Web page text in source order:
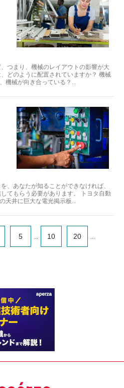
つまり、機械のレイアウトの影響が大
どのように配置されていますか？ 機械
機械が向き合っている？...
、あなたが知ることができなければ、
てもらう必要があります。 トヨタ自動
天井に巨大な電光掲示板...
5 10 20